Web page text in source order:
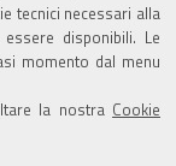
tecnici necessari alla
disponibili. Le
momento dal menu
la nostra Cookie